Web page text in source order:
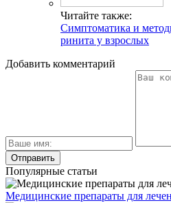
Читайте также:
Симптоматика и
ринита у взрослых
Добавить комментарий
Популярные статьи
Медицинские препараты для